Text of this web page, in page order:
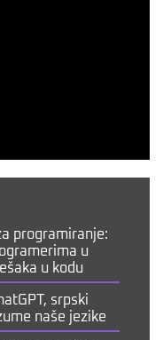
programiranje:
u
u kodu
srpski
naše jezike